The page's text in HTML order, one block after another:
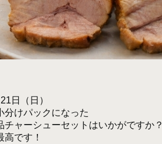
日（日）
分けパックになった
ャーシューセットはいかがですか？
です！